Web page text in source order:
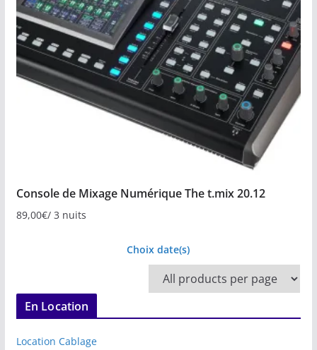
Console de Mixage Numérique The t.mix 20.12
89,00€/ 3 nuits
Choix date(s)
En Location
Location Cablage